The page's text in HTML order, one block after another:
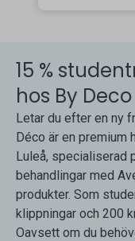
15 %
hos By Deco
Letar du efter en ny
Déco är en premium
Luleå, specialiserad
behandlingar med
produkter. Som
klippningar och 200
Oavsett om du